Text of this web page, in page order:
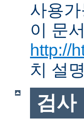
사용
이 문
http://
치 설
검사